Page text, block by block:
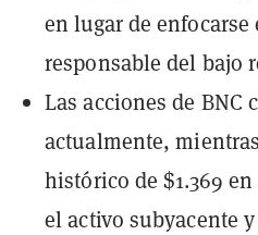
en lugar de
responsable del bajo
Las acciones de BNC
actualmente,
histórico de $1.369
el activo subyacente